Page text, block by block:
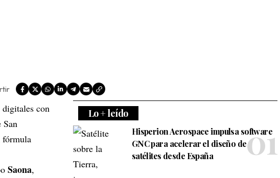
digitales con
San
fórmula
Saona,
Lo + leído
Hisperion Aerospace impulsa software
GNC para acelerar el diseño de
satélites desde España